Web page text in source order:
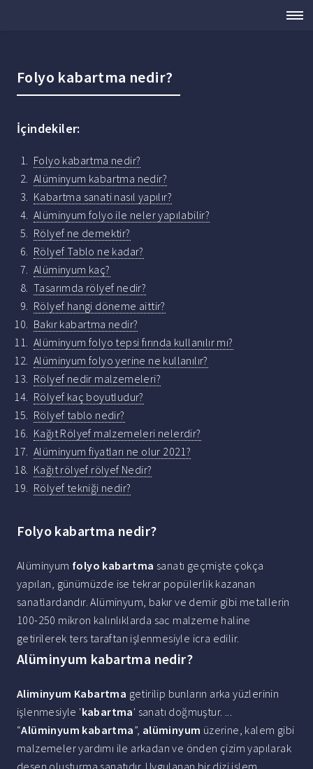
Folyo kabartma nedir?
İçindekiler:
Folyo kabartma nedir?
Alüminyum kabartma nedir?
Kabartma sanati nasıl yapılır?
Alüminyum folyo ile neler yapılabilir?
Rölyef ne demektir?
Rölyef Tablo ne kadar?
Alüminyum kaç?
Tasarımda rölyef nedir?
Rölyef hangi döneme aittir?
Bakır kabartma nedir?
Alüminyum folyo tepsi fırında kullanılır mı?
Alüminyum folyo yerine ne kullanılır?
Rölyef nedir malzemeleri?
Rölyef kaç boyutludur?
Rölyef tablo nedir?
Kağıt Rölyef malzemeleri nelerdir?
Alüminyum fiyatları ne olur 2021?
Kağıt rölyef rölyef Nedir?
Rölyef tekniği nedir?
Folyo kabartma nedir?
Alüminyum folyo kabartma sanatı geçmişte çokça
yapılan, günümüzde ise tekrar popülerlik kazanan
sanatlardandır. Alüminyum, bakır ve demir gibi metallerin
100-250 mikron kalınlıklarda sac malzeme haline
getirilerek ters taraftan işlenmesiyle icra edilir.
Alüminyum kabartma nedir?
Aliminyum Kabartma getirilip bunların arka yüzlerinin
işlenmesiyle 'kabartma' sanatı doğmuştur. ...
“Alüminyum kabartma”, alüminyum üzerine, kalem gibi
malzemeler yardımı ile arkadan ve önden çizim yapılarak